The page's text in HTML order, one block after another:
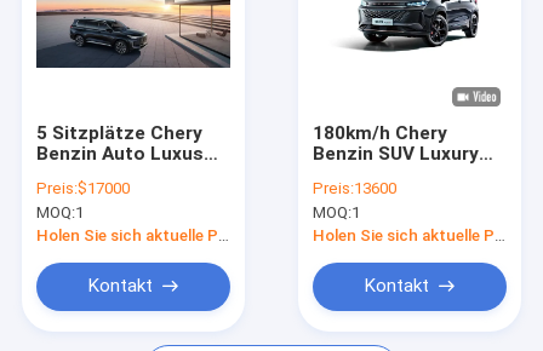
Videos
Über uns
Referenzen
5 Sitzplätze Chery
Benzin Auto Luxus
100km
Kraftstoffeffizienz
Preis:$17000
MOQ:1
Holen Sie sich aktuelle Preis
Kontakt
180km/h Chery
Benzin SUV Luxury
Geschwindigkeiten
Manuellgetriebe
Preis:13600
MOQ:1
Holen Sie sich aktuelle Preis
Kontakt